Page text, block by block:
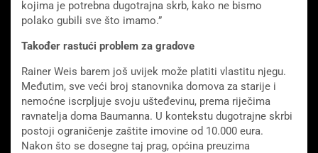
kojima je potrebna dugotrajna skrb, kako ne bismo
polako gubili sve što imamo.”
Također rastući problem za gradove
Rainer Weis barem još uvijek može platiti vlastitu njegu.
Međutim, sve veći broj stanovnika domova za starije i
nemoćne iscrpljuje svoju ušteđevinu, prema riječima
ravnatelja doma Baumanna. U kontekstu dugotrajne skrbi
postoji ograničenje zaštite imovine od 10.000 eura.
Nakon što se dosegne taj prag, općina preuzima